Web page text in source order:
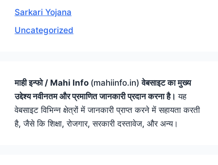
Sarkari Yojana
Uncategorized
माही इन्फो / Mahi Info (mahiinfo.in)वेबसाइट का मुख्य
उद्देश्य नवीनतम और प्रमाणित जानकारी प्रदान करना है। यह
वेबसाइट विभिन्न क्षेत्रों में जानकारी प्राप्त करने में सहायता करती
है, जैसे कि शिक्षा, रोजगार, सरकारी दस्तावेज, और अन्य।